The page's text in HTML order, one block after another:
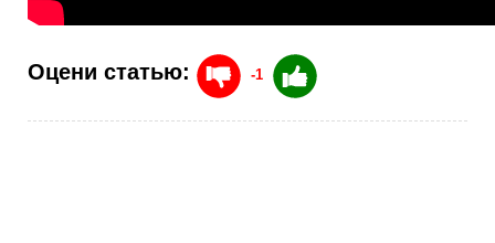
Оцени статью: -1